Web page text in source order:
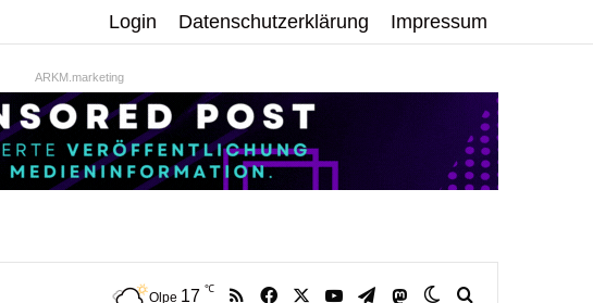
Login Datenschutzerklärung Impressum
ARKM.marketing
Olpe 17 ℃ RSS Facebook YouTubeTelegramMastodonSkin umschalten